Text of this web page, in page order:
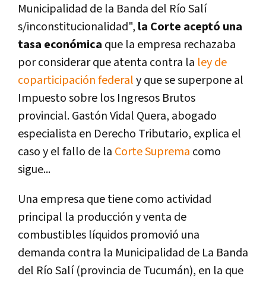
Municipalidad de la Banda del Río Salí
s/inconstitucionalidad", la Corte aceptó una
tasa económica que la empresa rechazaba
por considerar que atenta contra la ley de
coparticipación federaly que se superpone al
Impuesto sobre los Ingresos Brutos
provincial. Gastón Vidal Quera, abogado
especialista en Derecho Tributario, explica el
caso y el fallo de la Corte Suprema como
sigue...
Una empresa que tiene como actividad
principal la producción y venta de
combustibles líquidos promovió una
demanda contra la Municipalidad de La Banda
del Río Salí (provincia de Tucumán), en la que